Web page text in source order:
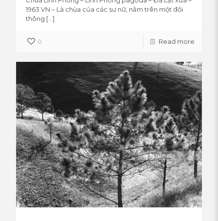
1963 VN – Là chùa của các sư nữ, nằm trên một đồi
thông […]
0 Read more